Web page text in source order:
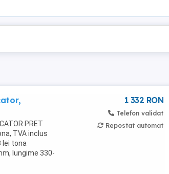
PRET
TVA inclus
lei tona
lungime 330-
1 332 RON
Telefon validat
Repostat automat